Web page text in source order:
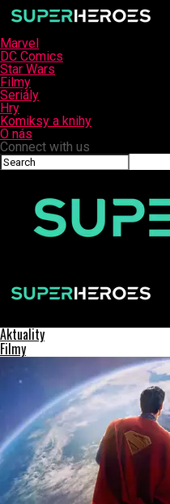
Marvel
DC Comics
Star Wars
Filmy
Seriály
Hry
Komiksy a knihy
O nás
Connect with us
Aktuality
Filmy